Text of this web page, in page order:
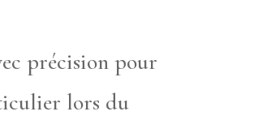
précision pour
lors du